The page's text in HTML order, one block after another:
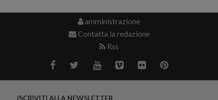
amministrazione
Contatta la redazione
Rss
ISCRIVITI ALLA NEWSLETTER